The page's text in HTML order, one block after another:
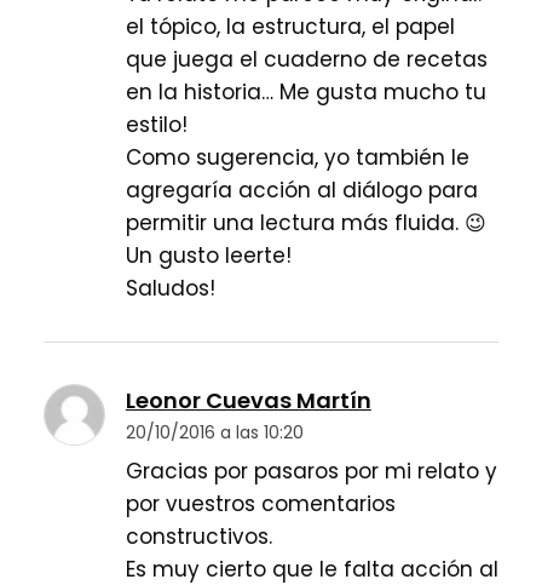
el tópico, la estructura, el papel
que juega el cuaderno de recetas
en la historia… Me gusta mucho tu
estilo!
Como sugerencia, yo también le
agregaría acción al diálogo para
permitir una lectura más fluida. 😉
Un gusto leerte!
Saludos!
Leonor Cuevas Martín
20/10/2016 a las 10:20
Gracias por pasaros por mi relato y
por vuestros comentarios
constructivos.
Es muy cierto que le falta acción al